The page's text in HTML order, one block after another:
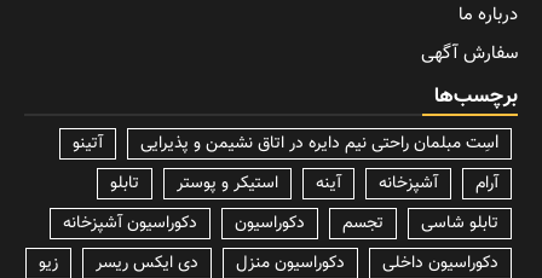
درباره ما
سفارش آگهی
برچسب‌ها
lسِت مبلمان راحتی نیم دایره در اتاق نشیمن و پذیرایی
آتینو
آرام
آشپزخانه آینه استیکر و پوستر
تابلو
تابلو شاسی
تجسم دکوراسیون
دکوراسیون آشپزخانه
دکوراسیون داخلی
دکوراسیون منزل دی ایکس ریسر
زیو